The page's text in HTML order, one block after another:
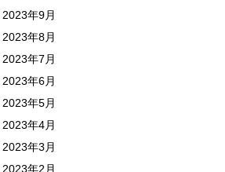
2023年9月
2023年8月
2023年7月
2023年6月
2023年5月
2023年4月
2023年3月
2023年2月